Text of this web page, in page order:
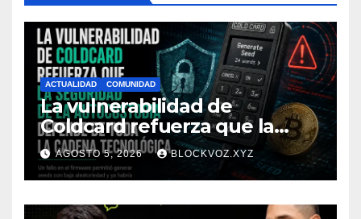
ACTUALIDAD COMUNIDAD
La vulnerabilidad de
Coldcard refuerza que la
seguridad de la autocustodia
depende de toda la cadena
tecnológica, afirma CoinEx
Research
AGOSTO 5, 2026 BLOCKVOZ.XYZ